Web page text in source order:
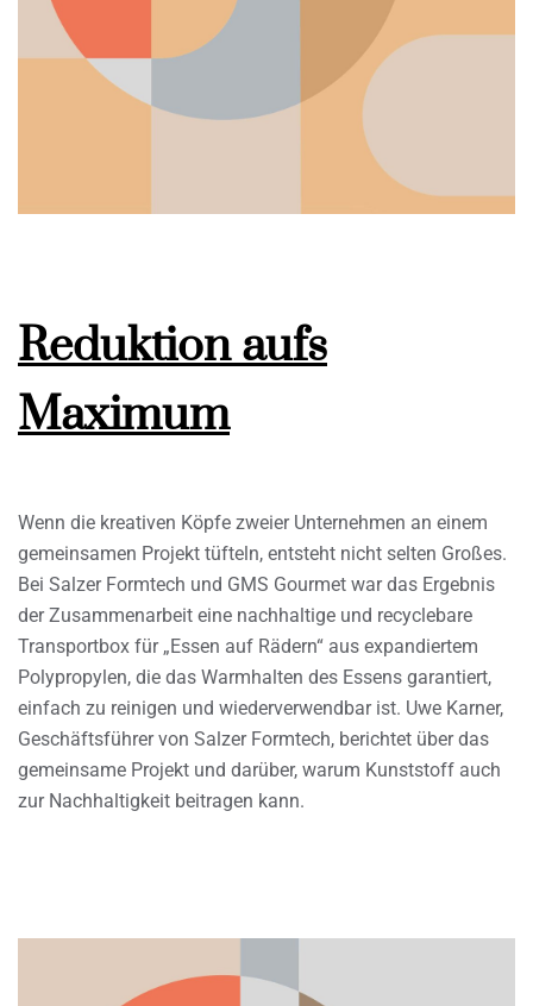
Reduktion aufs
Maximum
Wenn die kreativen Köpfe zweier Unternehmen an einem
gemeinsamen Projekt tüfteln, entsteht nicht selten Großes.
Bei Salzer Formtech und GMS Gourmet war das Ergebnis
der Zusammenarbeit eine nachhaltige und recyclebare
Transportbox für „Essen auf Rädern“ aus expandiertem
Polypropylen, die das Warmhalten des Essens garantiert,
einfach zu reinigen und wiederverwendbar ist. Uwe Karner,
Geschäftsführer von Salzer Formtech, berichtet über das
gemeinsame Projekt und darüber, warum Kunststoff auch
zur Nachhaltigkeit beitragen kann.